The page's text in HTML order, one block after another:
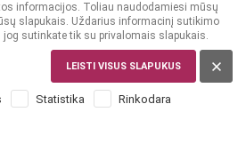
informacijos. Toliau naudodamiesi mūsų
slapukais. Uždarius informacinį sutikimo
jog sutinkate tik su privalomais slapukais.
LEISTI VISUS SLAPUKUS
Statistika Rinkodara
di Chieti 0,75 L